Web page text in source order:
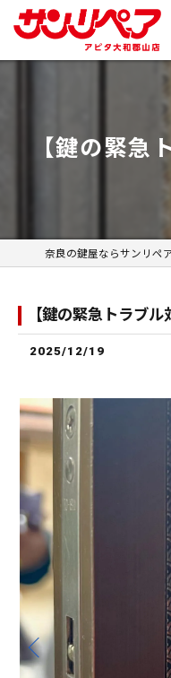
【鍵の緊急
【鍵の緊急トラブル
2025/12/19